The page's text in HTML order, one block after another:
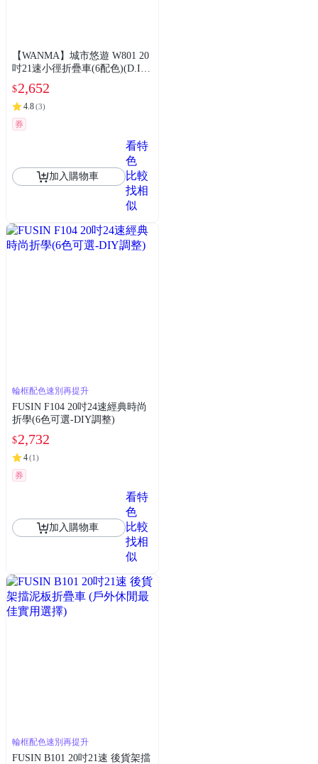
【WANMA】城市悠遊 W801 20
吋21速小徑折疊車(6配色)(D.I.Y
組裝)
$2,652
4.8(3)
券
加入購物車
看特
色
比較
找相
似
輪框配色速別再提升
FUSIN F104 20吋24速經典時尚
折學(6色可選-DIY調整)
$2,732
4(1)
券
加入購物車
看特
色
比較
找相
似
輪框配色速別再提升
FUSIN B101 20吋21速 後貨架擋